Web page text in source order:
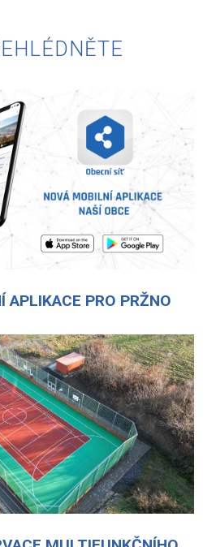
APLIKACE PRO PRŽNO